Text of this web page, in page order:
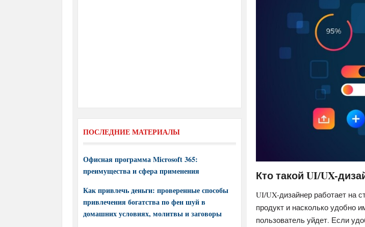
Кто такой UI/UX-
UI/UX-дизайнер работает на
продукт и насколько удобно
пользователь уйдет. Если
ПОСЛЕДНИЕ МАТЕРИАЛЫ
Офисная программа Microsoft 365:
преимущества и сфера применения
Как привлечь деньги: проверенные способы
привлечения богатства по фен шуй в
домашних условиях, молитвы и заговоры